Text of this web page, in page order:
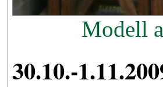
Modell
30.10.-